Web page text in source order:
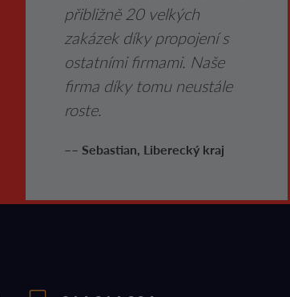
přibližně 20 velkých
zakázek díky propojení s
ostatními firmami. Naše
firma díky tomu neustále
roste.
–– Sebastian, Liberecký kraj